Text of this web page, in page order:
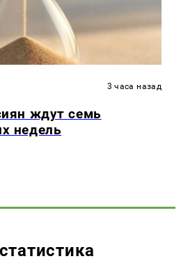
3 часа назад
ждут семь
недель